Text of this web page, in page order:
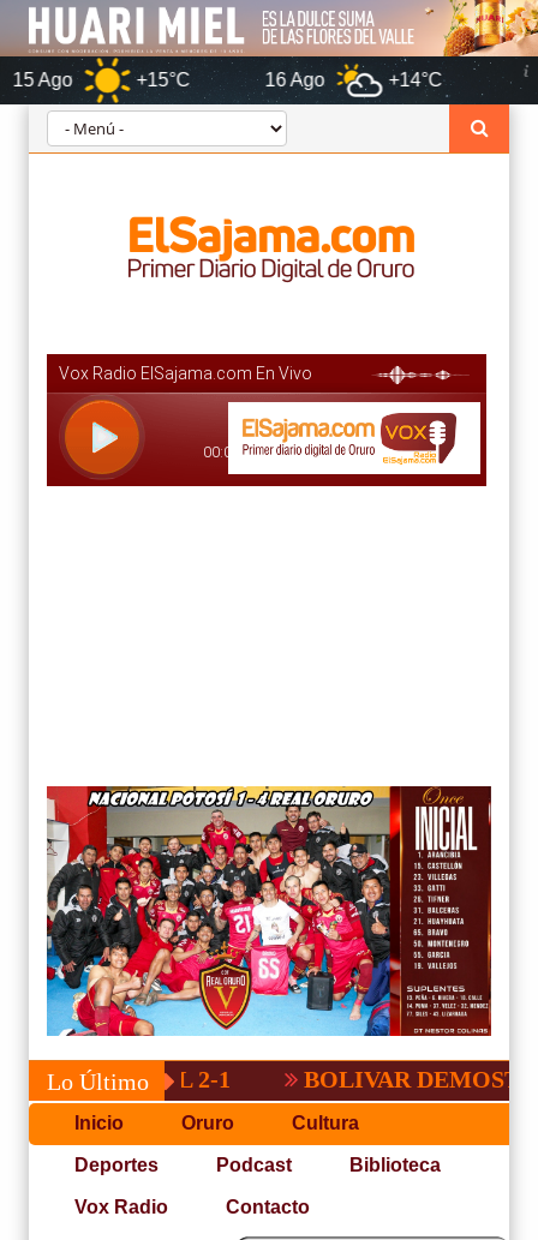
+15°C 16 Ago +14°C Oruro
Lo Último BOLIVAR DEMOSTRO QUE
Inicio Oruro Cultura
Deportes Podcast Biblioteca
Vox Radio Contacto